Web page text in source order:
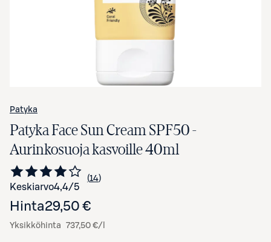
Patyka
Patyka Face Sun Cream SPF50 -
Aurinkosuoja kasvoille 40ml
Keskiarvo4,4/5 Siirry arvioihin
14
kappaletta
Hinta29,50 €
Yksikköhinta 737,50 €/l